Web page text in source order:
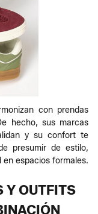
con prendas
hecho, sus marcas
y su confort te
presumir de estilo,
en espacios formales.
Y OUTFITS